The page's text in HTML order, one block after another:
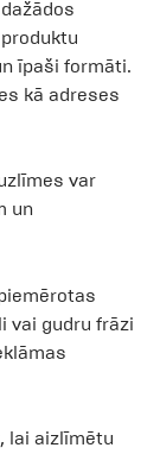
īpaši formāti.
kā adreses
var
un
vai gudru frāzi
lai aizlīmētu